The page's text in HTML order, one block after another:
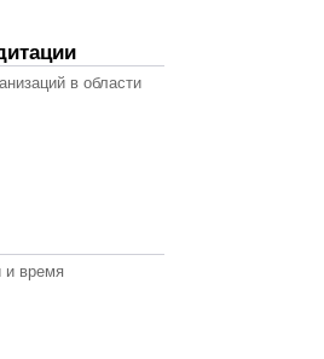
в области
и время